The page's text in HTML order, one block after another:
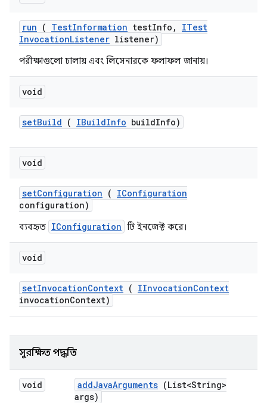
run ( TestInformation testInfo ,
ITest
InvocationListener listener)
পরীক্ষাগুলো চালায় এবং লিসেনারকে ফলাফল জানায়।
void
setBuild ( IBuildInfo buildInfo)
void
setConfiguration ( IConfiguration
configuration)
ব্যবহৃত IConfiguration টি ইনজেক্ট করে।
void
setInvocationContext ( IInvocationContext
invocationContext)
সুরক্ষিত পদ্ধতি
void addJavaArguments (List<String>
args)